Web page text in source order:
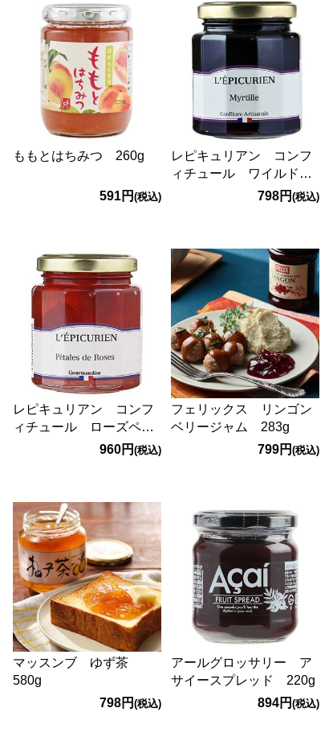
ももとはちみつ 260g
591円(税込)
レピキュリアン コンフ
ィチュール ワイルドブ
ルーベリー 210g
798円 (税込)
レピキュリアン コンフ
ィチュール ローズペタ
960円(税込)
フェリックス リンゴン
ベリージャム 283g
799円 (税込)
マッスンブ ゆず茶
580g
798円(税込)
アールグロッサリー ア
サイースプレッド 220g
894円 (税込)